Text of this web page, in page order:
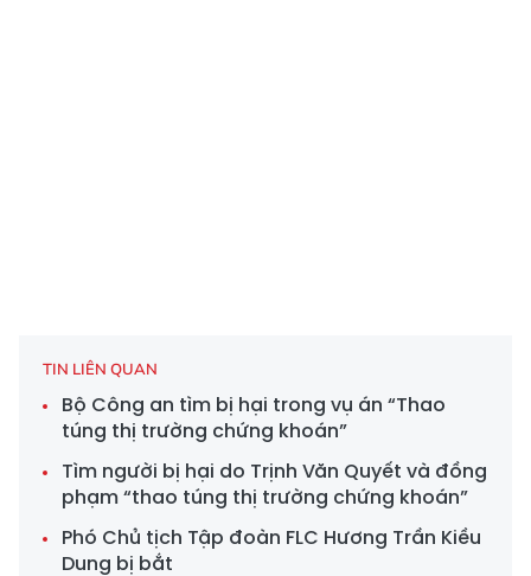
TIN LIÊN QUAN
Bộ Công an tìm bị hại trong vụ án “Thao
túng thị trường chứng khoán”
Tìm người bị hại do Trịnh Văn Quyết và đồng
phạm “thao túng thị trường chứng khoán”
Phó Chủ tịch Tập đoàn FLC Hương Trần Kiều
Dung bị bắt